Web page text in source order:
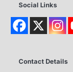
Social Links
Contact Details